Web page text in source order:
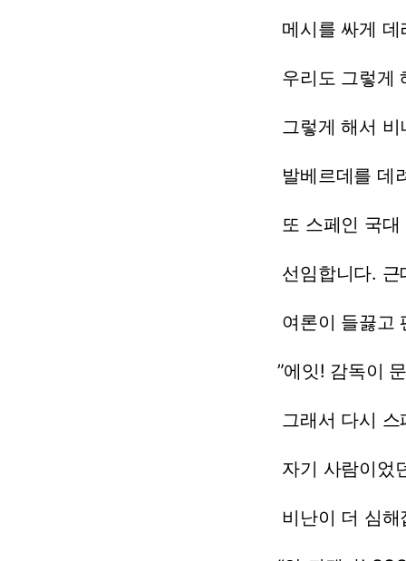
메시를 싸게 데
우리도 그렇게
그렇게 해서 비
발베르데를 데
또 스페인 국대
선임합니다. 근
여론이 들끓고
”에잇! 감독이
그래서 다시 스
자기 사람이었
비난이 더 심해